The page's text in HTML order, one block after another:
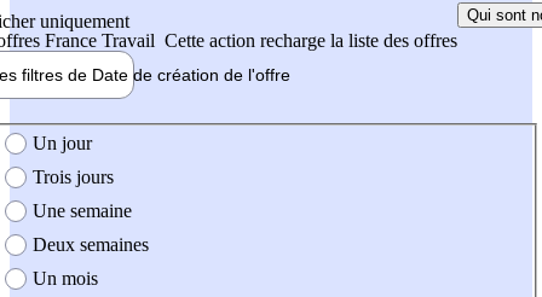
uniquement
France Travail Cette action recharge la liste des offres
Qui sont
filtres de Date de création de l'offre
création de l'offre
Un jour
Trois jours
Une semaine
Deux semaines
Un mois